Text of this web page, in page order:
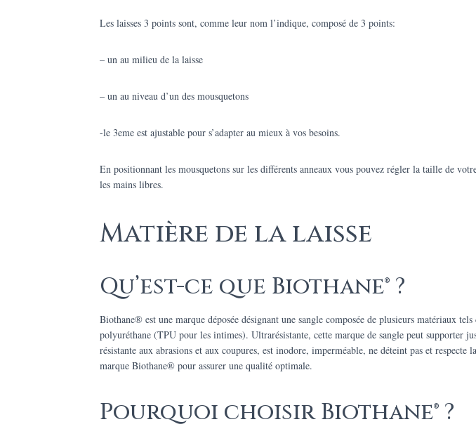
Les laisses 3 points sont, comme leur nom l’indique, composé de 3 points:
– un au milieu de la laisse
– un au niveau d’un des mousquetons
-le 3eme est ajustable pour s’adapter au mieux à vos besoins.
En positionnant les mousquetons sur les différents anneaux vous pouvez régler la taille de
les mains libres.
Matière de la laisse
Qu’est-ce que Biothane® ?
Biothane® est une marque déposée désignant une sangle composée de plusieurs matériaux
polyuréthane (TPU pour les intimes). Ultrarésistante, cette marque de sangle peut supporter
résistante aux abrasions et aux coupures, est inodore, imperméable, ne déteint pas et
marque Biothane® pour assurer une qualité optimale.
Pourquoi choisir Biothane® ?